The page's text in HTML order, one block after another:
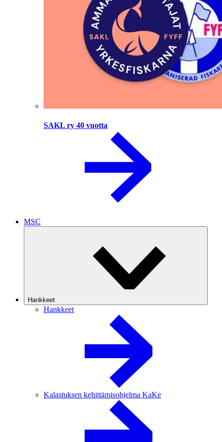
SAKL ry 40 vuotta
MSC
Hankkeet
Hankkeet
Kalastuksen kehittämisohjelma KaKe